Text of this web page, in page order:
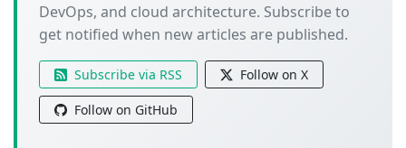
DevOps, and cloud architecture. Subscribe to
get notified when new articles are published.
Subscribe via RSS Follow on X
Follow on GitHub